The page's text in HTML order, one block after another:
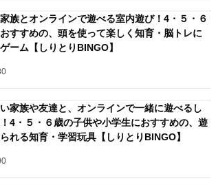
族とオンラインで遊べる室内遊び！4・５・６
すすめの、頭を使って楽しく知育・脳トレに
ーム【しりとりBINGO】
家族や友達と、オンラインで一緒に遊べるし
4・５・６歳の子供や小学生におすすめの、遊
れる知育・学習玩具【しりとりBINGO】